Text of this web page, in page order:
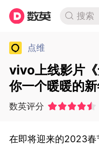
搜索
点维
vivo上线影片
你一个暖暖的
数英评分
在即将迎来的2023春